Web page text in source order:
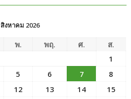
สิงหาคม 2026
พ. พฤ. ศ.
ส.
1
5 6 7
8
12 13 14
15